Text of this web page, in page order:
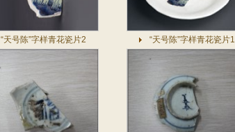
“天号陈”字样青花瓷片2 “天号陈”字样青花瓷片1